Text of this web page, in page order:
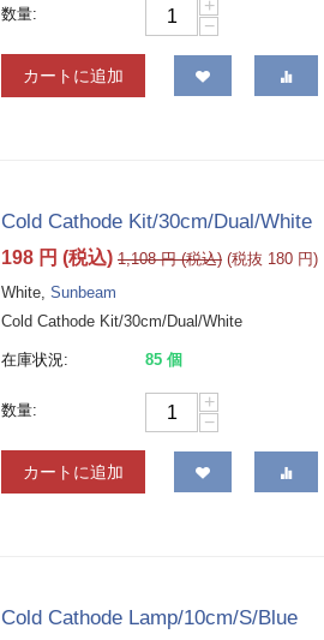
数量:
+
−
カートに追加
Cold Cathode Kit/30cm/Dual/White
198 円 (税込) 1,108 円(税込) (税抜 180 円)
White, Sunbeam
Cold Cathode Kit/30cm/Dual/White
在庫状況: 85 個
数量:
+
−
カートに追加
Cold Cathode Lamp/10cm/S/Blue